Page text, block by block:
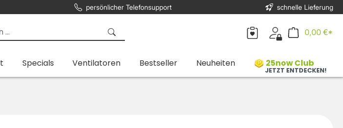
persönlicher Telefonsupport schnelle Lieferung
0,00 €*
Specials Ventilatoren Bestseller Neuheiten 25now Club
JETZT ENTDECKEN!